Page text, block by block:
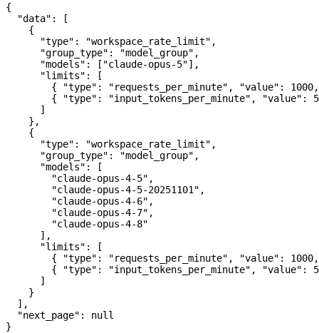
{
  "data"
: [
    {
      "type"
: "workspace_rate_limit" ,
      "group_type"
: "model_group" ,
      "models"
: [ "claude-opus-5"],
      "limits"
: [
        {
"type" : "requests_per_minute" , "value" : 1000
        {
"type" : "input_tokens_per_minute" , "value" :
      ]
    },
    {
      "type"
: "workspace_rate_limit" ,
      "group_type"
: "model_group" ,
      "models"
: [
        "claude-opus-4-5"
,
        "claude-opus-4-5-20251101"
,
        "claude-opus-4-6"
,
        "claude-opus-4-7"
,
        "claude-opus-4-8"
      ],
      "limits"
: [
        {
"type" : "requests_per_minute" , "value" : 1000
        {
"type" : "input_tokens_per_minute" , "value" :
      ]
    }
  ],
  "next_page"
: null
}